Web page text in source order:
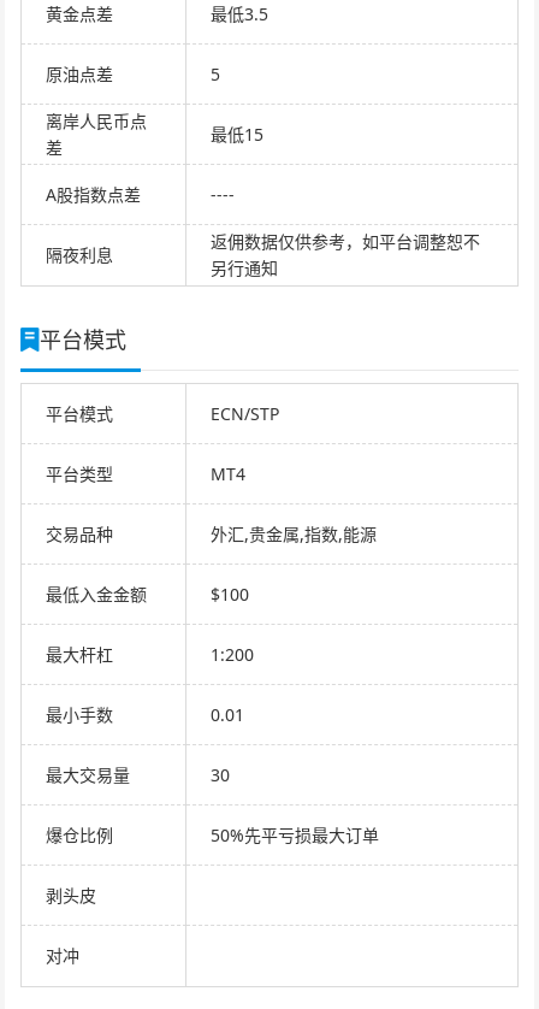
黄金点差 最低3.5
原油点差 5
离岸人民币点
差
最低15
A股指数点差 ----
隔夜利息
返佣数据仅供参考，如平台调整恕不
另行通知
平台模式
平台模式 ECN/STP
平台类型 MT4
交易品种 外汇,贵金属,指数,能源
最低入金金额 $100
最大杆杠 1:200
最小手数 0.01
最大交易量 30
爆仓比例 50%先平亏损最大订单
剥头皮
对冲